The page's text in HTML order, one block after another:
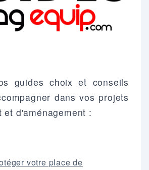
guides choix et conseils
dans vos projets
et d'aménagement :
votre place de